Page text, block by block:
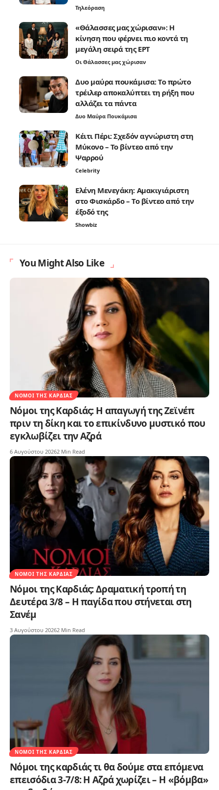
Τηλεόραση
«Θάλασσες μας χώρισαν»: Η
κίνηση που φέρνει πιο κοντά τη
μεγάλη σειρά της ΕΡΤ
Οι Θάλασσες μας χώρισαν
Δυο μαύρα πουκάμισα: Το πρώτο
τρέιλερ αποκαλύπτει τη ρήξη που
αλλάζει τα πάντα
Δυο Μαύρα Πουκάμισα
Κέιτι Πέρι: Σχεδόν αγνώριστη στη
Μύκονο – Το βίντεο από την
Ψαρρού
Celebrity
Ελένη Μενεγάκη: Αμακιγιάριστη
στο Φισκάρδο – Το βίντεο από την
έξοδό της
Showbiz
You Might Also Like
ΝΌΜΟΙ ΤΗΣ ΚΑΡΔΙΆΣ
Νόμοι της Καρδιάς: Η απαγωγή της Ζεϊνέπ
πριν τη δίκη και το επικίνδυνο μυστικό που
εγκλωβίζει την Αζρά
6 Αυγούστου 20262 Min Read
ΝΌΜΟΙ ΤΗΣ ΚΑΡΔΙΆΣ
Νόμοι της Καρδιάς: Δραματική τροπή τη
Δευτέρα 3/8 – Η παγίδα που στήνεται στη
Σανέμ
3 Αυγούστου 20262 Min Read
ΝΌΜΟΙ ΤΗΣ ΚΑΡΔΙΆΣ
Νόμοι της καρδιάς τι θα δούμε στα επόμενα
επεισόδια 3-7/8: Η Αζρά χωρίζει – Η «βόμβα»